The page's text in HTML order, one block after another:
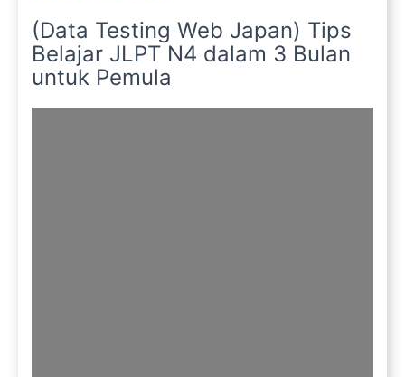
(Data Testing Web Japan) Tips
Belajar JLPT N4 dalam 3 Bulan
untuk Pemula